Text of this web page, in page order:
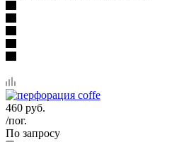
460 руб.
/пог.
По запросу